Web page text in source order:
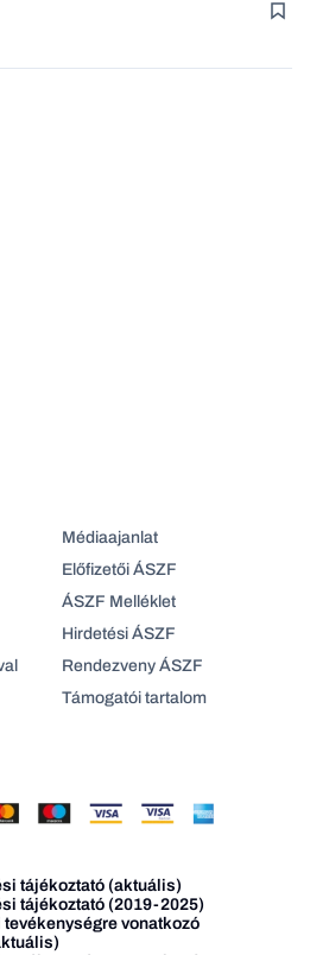
Médiaajanlat
Előfizetői ÁSZF
ÁSZF Melléklet
Hirdetési ÁSZF
Rendezveny ÁSZF
Támogatói tartalom
tájékoztató (aktuális)
tájékoztató (2019-2025)
vonatkozó